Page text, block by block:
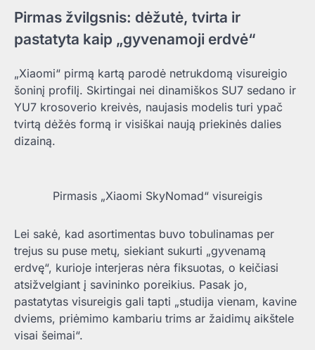
Pirmas žvilgsnis: dėžutė, tvirta ir
pastatyta kaip „gyvenamoji erdvė“
„Xiaomi“ pirmą kartą parodė netrukdomą visureigio
šoninį profilį. Skirtingai nei dinamiškos SU7 sedano ir
YU7 krosoverio kreivės, naujasis modelis turi ypač
tvirtą dėžės formą ir visiškai naują priekinės dalies
dizainą.
Pirmasis „Xiaomi SkyNomad“ visureigis
Lei sakė, kad asortimentas buvo tobulinamas per
trejus su puse metų, siekiant sukurti „gyvenamą
erdvę“, kurioje interjeras nėra fiksuotas, o keičiasi
atsižvelgiant į savininko poreikius. Pasak jo,
pastatytas visureigis gali tapti „studija vienam, kavine
dviems, priėmimo kambariu trims ar žaidimų aikštele
visai šeimai“.